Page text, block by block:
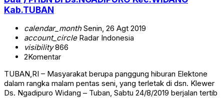
Kab.TUBAN
calendar_monthSenin, 26 Agt 2019
account_circleRadar Indonesia
visibility866
2Komentar
TUBAN,RI – Masyarakat berupa panggung hiburan Elektone
dalam rangka malam pentas seni, yang terletak di dsn. Klewer
Ds. Ngadipuro Widang – Tuban, Sabtu 24/8/2019 berjalan tertib